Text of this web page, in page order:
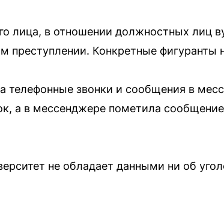
лица, в отношении должностных лиц
преступлении. Конкретные фигуранты
телефонные звонки и сообщения в
а в мессенджере пометила
не обладает данными ни об